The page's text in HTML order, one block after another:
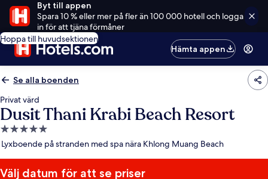
Byt till appen
Spara 10 % eller mer på fler än 100 000 hotell och logga
in för att tjäna förmåner
Hoppa till huvudsektionen
Hämta appen
Se alla boenden
Privat värd
Dusit Thani Krabi Beach Resort
5.0-
stjärnigt
Lyxboende på stranden med spa nära Khlong Muang Beach
Välj datum för att se priser